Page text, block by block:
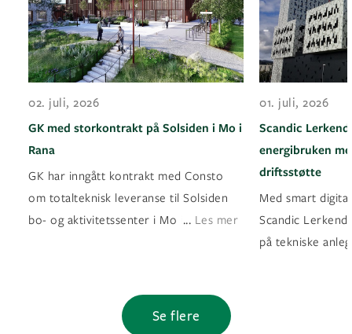
02. juli, 2026
GK med storkontrakt på Solsiden i Mo i
Rana
GK har inngått kontrakt med Consto
om totalteknisk leveranse til Solsiden
bo- og aktivitetssenter i Mo i Rana
... Les mer
01. juli, 2026
Scandic
energibruken
driftsstøtte
Med smart
Scandic
på tekniske
Se flere